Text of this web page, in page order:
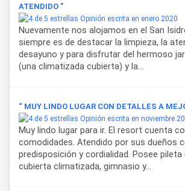
ATENDIDO ”
Opinión escrita en enero 2020
Nuevamente nos alojamos en el San
siempre es de destacar la limpieza, la
desayuno y para disfrutar del hermoso
(una climatizada cubierta) y la...
“ MUY LINDO LUGAR CON DETALLES A
Opinión escrita en noviembre
Muy lindo lugar para ir. El resort cuenta
comodidades. Atendido por sus dueños
predisposición y cordialidad. Posee pileta
cubierta climatizada, gimnasio y...